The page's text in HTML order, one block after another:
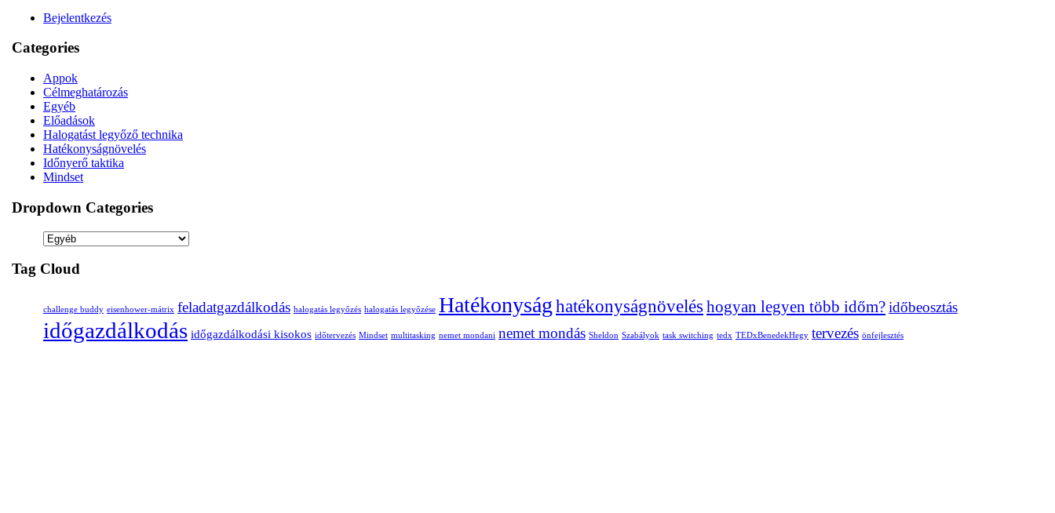
Bejelentkezés
Categories
Appok
Célmeghatározás
Egyéb
Előadások
Halogatást legyőző technika
Hatékonyságnövelés
Időnyerő taktika
Mindset
Dropdown Categories
Tag Cloud
challenge buddy eisenhower-mátrix feladatgazdálkodás halogatás legyőzés halogatás legyőzése Hatékonysághatékonyságnövelés hogyan legyen több időm?időbeosztás
időgazdálkodás időgazdálkodási kisokos időtervezés Mindset multitasking nemet mondani nemet mondás Sheldon Szabályok task switching tedx TEDxBenedekHegy tervezés önfejlesztés